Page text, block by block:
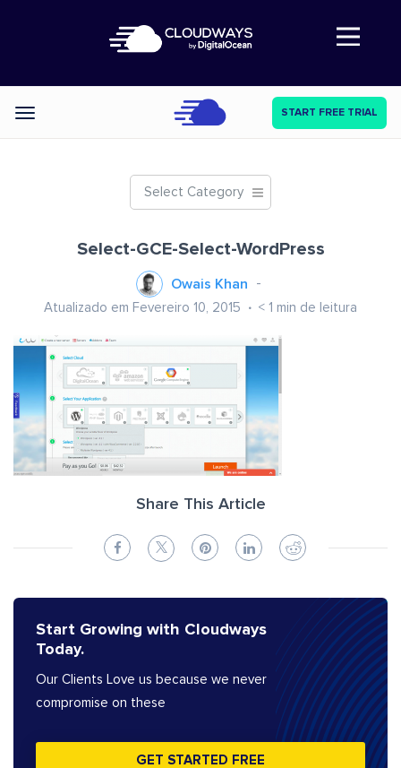
Abre a navegação
Categories START FREE TRIAL
Select Category
Select-GCE-Select-WordPress
Owais Khan
Atualizado em Fevereiro 10, 2015 < 1 min de leitura
Share This Article
Start Growing with Cloudways
Today.
Our Clients Love us because we never
compromise on these
GET STARTED FREE